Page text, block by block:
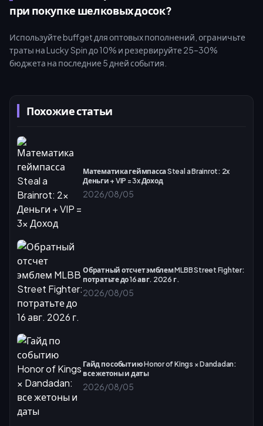
Похожие статьи
Математика геймпасса Steal a Brainrot: 2x
Деньги + VIP = 3x Доход
2026/08/05
Обратный отсчет эмблем MLBB Street Fighter:
потратьте до 16 авг. 2026 г.
2026/08/05
Гайд по событию Honor of Kings × Dandadan:
все жетоны и даты
2026/08/05
при покупке шелковых досок?
Используйте buffget для оптовых пополнений, ограничьте
траты на Lucky Spin до 10% и резервируйте 25–30%
бюджета на последние 5 дней события.